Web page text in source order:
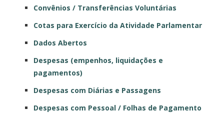
Convênios / Transferências Voluntárias
Cotas para Exercício da Atividade Parlamentar
Dados Abertos
Despesas (empenhos, liquidações e
pagamentos)
Despesas com Diárias e Passagens
Despesas com Pessoal / Folhas de Pagamento